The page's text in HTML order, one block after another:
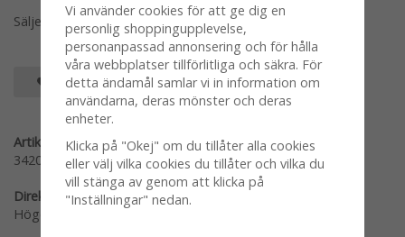
Säljes per styck var modell för sig en och en
SPARA SOM FAVORIT
Artikelnummer:
34205-G
Direktlänk:
Högerklicka och kopiera adressen
Vi använder cookies för att ge dig en
personlig shoppingupplevelse,
personanpassad annonsering och för hålla
våra webbplatser tillförlitliga och säkra. För
detta ändamål samlar vi in information om
användarna, deras mönster och deras
enheter.
Klicka på "Okej" om du tillåter alla cookies
eller välj vilka cookies du tillåter och vilka du
vill stänga av genom att klicka på
"Inställningar" nedan.